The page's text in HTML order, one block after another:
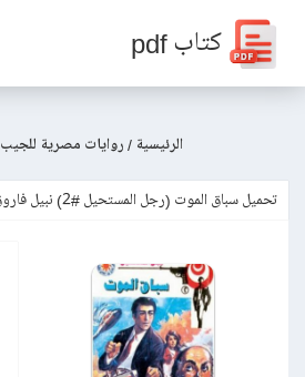
كتاب pdf
الرئيسية / روايات مصرية للجيب
تحميل سباق الموت (رجل المستحيل #2) نبيل فاروق | كتاب pdf